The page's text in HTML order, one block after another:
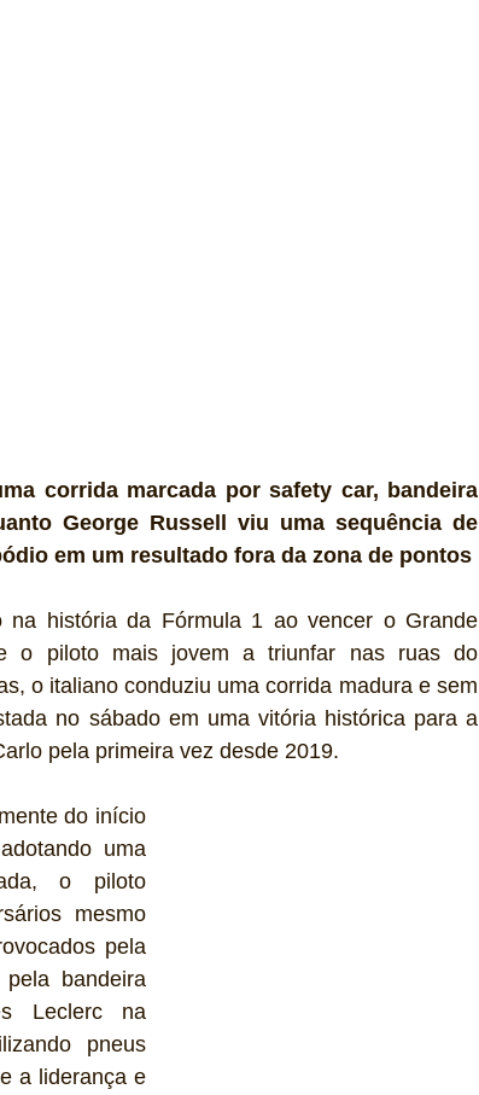
corrida marcada por safety car, bandeira
George Russell viu uma sequência de
em um resultado fora da zona de pontos
na história da Fórmula 1 ao vencer o Grande
o piloto mais jovem a triunfar nas ruas do
o italiano conduziu uma corrida madura e sem
no sábado em uma vitória histórica para a
pela primeira vez desde 2019.
do início
uma
o piloto
mesmo
pela
bandeira
Leclerc na
pneus
a liderança e